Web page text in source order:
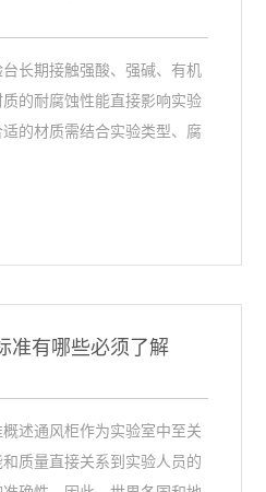
长期接触强酸、强碱、有机
的耐腐蚀性能直接影响实验
的材质需结合实验类型、腐
准有哪些必须了解
述通风柜作为实验室中至关
质量直接关系到实验人员的